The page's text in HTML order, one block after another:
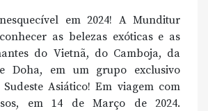
em 2024! A Munditur
as belezas exóticas e as
do Vietnã, do Camboja, da
Doha, em um grupo exclusivo
Asiático! Em viagem com
em 14 de Março de 2024.